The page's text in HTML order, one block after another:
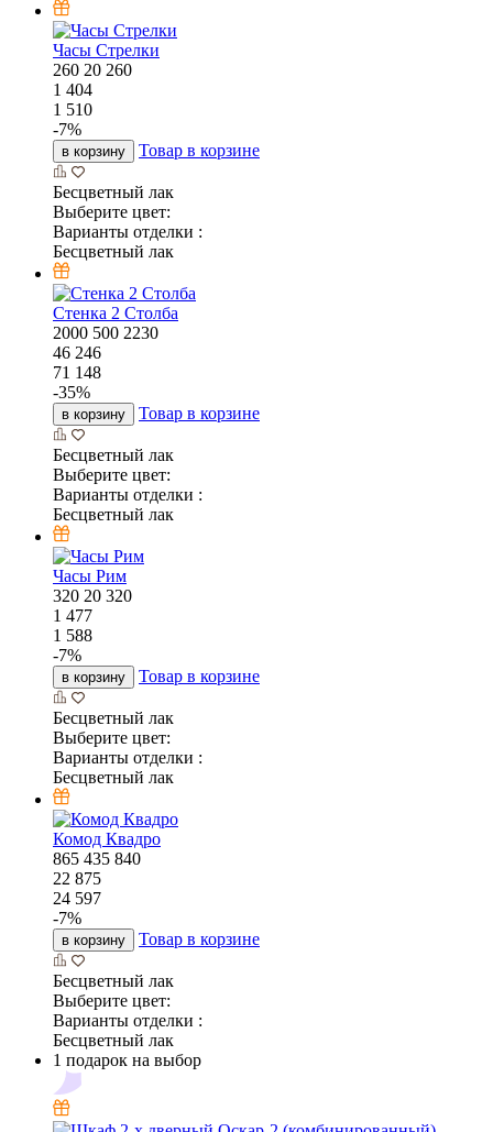
Часы Стрелки
260 20 260
1 404
1 510
-7%
в корзину Товар в корзине
Бесцветный лак
Выберите цвет:
Варианты отделки :
Бесцветный лак
Стенка 2 Столба
2000 500 2230
46 246
71 148
-35%
в корзину Товар в корзине
Бесцветный лак
Выберите цвет:
Варианты отделки :
Бесцветный лак
Часы Рим
320 20 320
1 477
1 588
-7%
в корзину Товар в корзине
Бесцветный лак
Выберите цвет:
Варианты отделки :
Бесцветный лак
Комод Квадро
865 435 840
22 875
24 597
-7%
в корзину Товар в корзине
Бесцветный лак
Выберите цвет:
Варианты отделки :
Бесцветный лак
1 подарок на выбор